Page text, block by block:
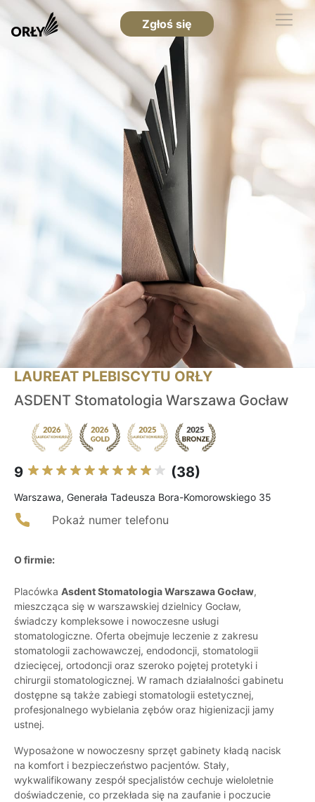
Zgłoś się
LAUREAT PLEBISCYTU ORŁY
ASDENT Stomatologia Warszawa Gocław
9 (38)
Warszawa, Generała Tadeusza Bora-Komorowskiego 35
Pokaż numer telefonu
O firmie:
Placówka Asdent Stomatologia Warszawa Gocław,
mieszcząca się w warszawskiej dzielnicy Gocław,
świadczy kompleksowe i nowoczesne usługi
stomatologiczne. Oferta obejmuje leczenie z zakresu
stomatologii zachowawczej, endodoncji, stomatologii
dziecięcej, ortodoncji oraz szeroko pojętej protetyki i
chirurgii stomatologicznej. W ramach działalności gabinetu
dostępne są także zabiegi stomatologii estetycznej,
profesjonalnego wybielania zębów oraz higienizacji jamy
ustnej.
Wyposażone w nowoczesny sprzęt gabinety kładą nacisk
na komfort i bezpieczeństwo pacjentów. Stały,
wykwalifikowany zespół specjalistów cechuje wieloletnie
doświadczenie, co przekłada się na zaufanie i poczucie